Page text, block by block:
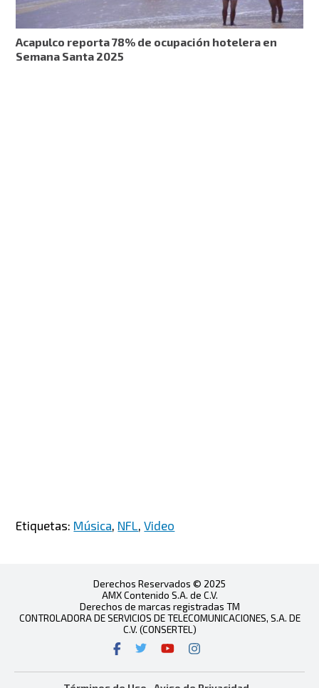
Acapulco reporta 78% de ocupación hotelera en
Semana Santa 2025
Etiquetas: Música NFL ,Video
Derechos Reservados © 2025
AMX Contenido S.A. de C.V.
Derechos de marcas registradas TM
CONTROLADORA DE SERVICIOS DE TELECOMUNICACIONES, S.A. DE
C.V. (CONSERTEL)